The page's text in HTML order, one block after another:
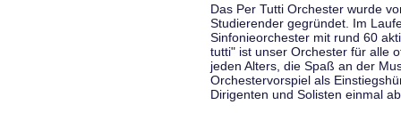
Das Per Tutti Orchester wurde
Studierender gegründet. Im
Sinfonieorchester mit rund 60
tutti" ist unser Orchester für alle
jeden Alters, die Spaß an der
Orchestervorspiel als
Dirigenten und Solisten einmal